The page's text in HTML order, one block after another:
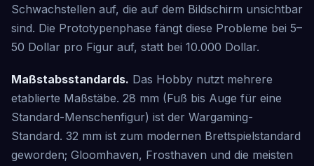
Schwachstellen auf, die auf dem Bildschirm unsichtbar
sind. Die Prototypenphase fängt diese Probleme bei 5–
50 Dollar pro Figur auf, statt bei 10.000 Dollar.
Maßstabsstandards. Das Hobby nutzt mehrere
etablierte Maßstäbe. 28 mm (Fuß bis Auge für eine
Standard-Menschenfigur) ist der Wargaming-
Standard. 32 mm ist zum modernen Brettspielstandard
geworden; Gloomhaven, Frosthaven und die meisten